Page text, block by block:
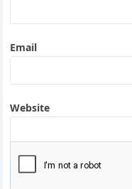
Email
Website